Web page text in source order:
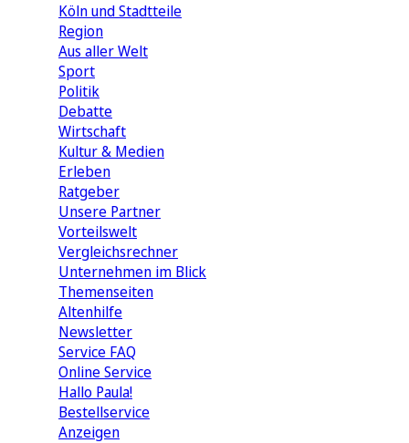
Köln und Stadtteile
Region
Aus aller Welt
Sport
Politik
Debatte
Wirtschaft
Kultur & Medien
Erleben
Ratgeber
Unsere Partner
Vorteilswelt
Vergleichsrechner
Unternehmen im Blick
Themenseiten
Altenhilfe
Newsletter
Service FAQ
Online Service
Hallo Paula!
Bestellservice
Anzeigen